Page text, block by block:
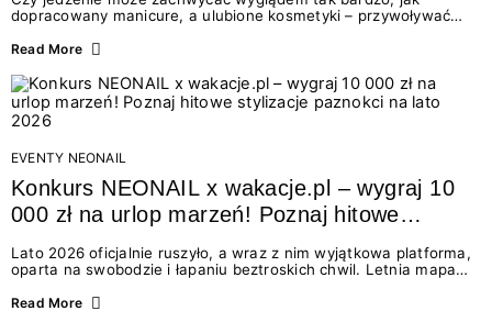
dopracowany manicure, a ulubione kosmetyki – przywoływać
świata beauty i oszałamiających deserów to coś więcej niż
zmysłami: przez soczysty kolor, aksamitną teksturę,
orzeźwiający zapach i słodki akcent na podniebieniu. Tego lata
NEONAIL łączy siły z marką Willisch, tworząc unikalny projekt
na styku jedzenia i piękna....
Read More
EVENTY NEONAIL
Konkurs NEONAIL x wakacje.pl – wygraj 10
000 zł na urlop marzeń! Poznaj hitowe
Lato 2026 oficjalnie ruszyło, a wraz z nim wyjątkowa platforma,
oparta na swobodzie i łapaniu beztroskich chwil. Letnia mapa
doświadczenia wakacji – od spontanicznych wyjazdów, przez
Read More